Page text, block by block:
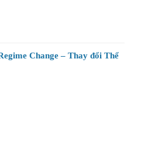
Change – Thay đổi Thể